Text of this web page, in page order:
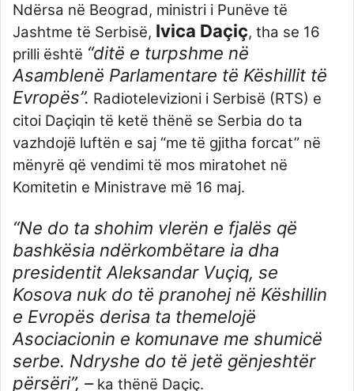
Ndërsa në Beograd, ministri i Punëve të
Jashtme të Serbisë, Ivica Daçiç, tha se 16
prilli është “ditë e turpshme në
Asamblenë Parlamentare të Këshillit të
Evropës”. Radiotelevizioni i Serbisë (RTS) e
citoi Daçiqin të ketë thënë se Serbia do ta
vazhdojë luftën e saj “me të gjitha forcat” në
mënyrë që vendimi të mos miratohet në
Komitetin e Ministrave më 16 maj.
“Ne do ta shohim vlerën e fjalës që
bashkësia ndërkombëtare ia dha
presidentit Aleksandar Vuçiq, se
Kosova nuk do të pranohej në Këshillin
e Evropës derisa ta themelojë
Asociacionin e komunave me shumicë
serbe. Ndryshe do të jetë gënjeshtër
përsëri”, – ka thënë Daçiç.